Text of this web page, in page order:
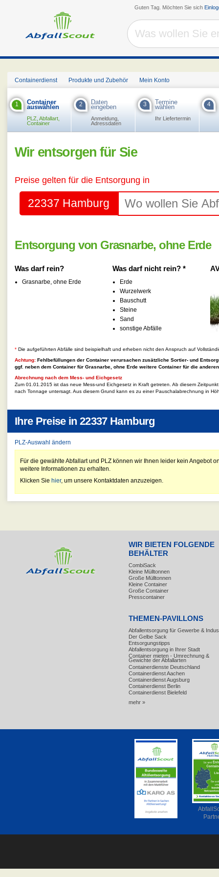
Guten Tag. Möchten Sie sich
Containerdienst Produkte und Zubehör Mein Konto
1 Container
auswählen
PLZ, Abfallart,
Container
2 Daten
eingeben
Anmeldung,
Adressdaten
3 Termine
wählen
Ihr Liefertermin
4
Wir entsorgen für Sie
Preise gelten für die Entsorgung in
22337 Hamburg
Entsorgung von Grasnarbe, ohne Erde
Was darf rein?
Grasnarbe, ohne Erde
Was darf nicht rein? *
Erde
Wurzelwerk
Bauschutt
Steine
Sand
sonstige Abfälle
* Die aufgeführten Abfälle sind beispielhaft und erheben nicht den Anspruch auf
Achtung: Fehlbefüllungen der Container verursachen zusätzliche Sortier- und
ggf. neben dem Container für Grasnarbe, ohne Erde weitere Container für die
Abrechnung nach dem Mess- und Eichgesetz
Zum 01.01.2015 ist das neue Mess-und Eichgesetz in Kraft getreten. Ab diesem
nach Tonnage untersagt. Aus diesem Grund kann es zu einer Pauschalabrechnung in
Ihre Preise in22337 Hamburg
PLZ-Auswahl ändern
Für die gewählte Abfallart und PLZ können wir Ihnen leider kein Angebot
weitere Informationen zu erhalten.
Klicken Sie hier, um unsere Kontaktdaten anzuzeigen.
WIR BIETEN FOLGENDE
BEHÄLTER
CombiSack
Kleine Mülltonnen
Große Mülltonnen
Kleine Container
Große Container
Presscontainer
THEMEN-PAVILLONS
Abfallentsorgung für Gewerbe &
Der Gelbe Sack
Entsorgungstipps
Abfallentsorgung in Ihrer Stadt
Container mieten - Umrechnung &
Gewichte der Abfallarten
Containerdienste Deutschland
Containerdienst Aachen
Containerdienst Augsburg
Containerdienst Berlin
Containerdienst Bielefeld
mehr »